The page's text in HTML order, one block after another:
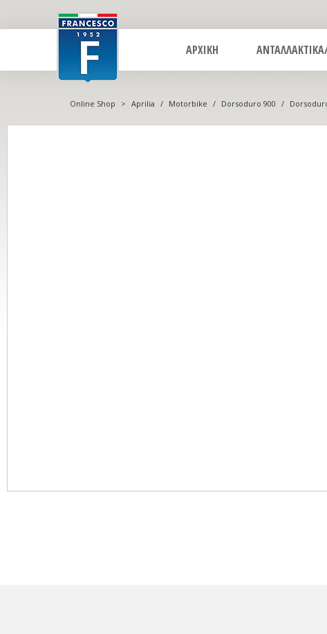
ΑΡΧΙΚΗ
Online Shop > Aprilia / Motorbike / Dorsoduro 900 /